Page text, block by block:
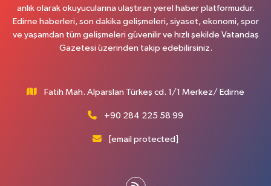
anlık olarak okuyucularına ulaştıran yerel haber platformudur.
Edirne haberleri, son dakika gelişmeleri, siyaset, ekonomi, spor
ve yaşamdan tüm gelişmeleri güvenilir ve hızlı şekilde Vatandaş
Gazetesi üzerinden takip edebilirsiniz.
Fatih Mah. Alparslan Türkeş cd. 1/1 Merkez/ Edirne
+90 284 225 58 99
[email protected]